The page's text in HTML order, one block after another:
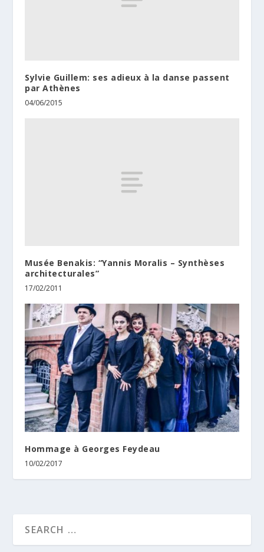
Sylvie Guillem: ses adieux à la danse passent
par Athènes
04/06/2015
Musée Benakis: “Yannis Moralis – Synthèses
architecturales”
17/02/2011
Hommage à Georges Feydeau
10/02/2017